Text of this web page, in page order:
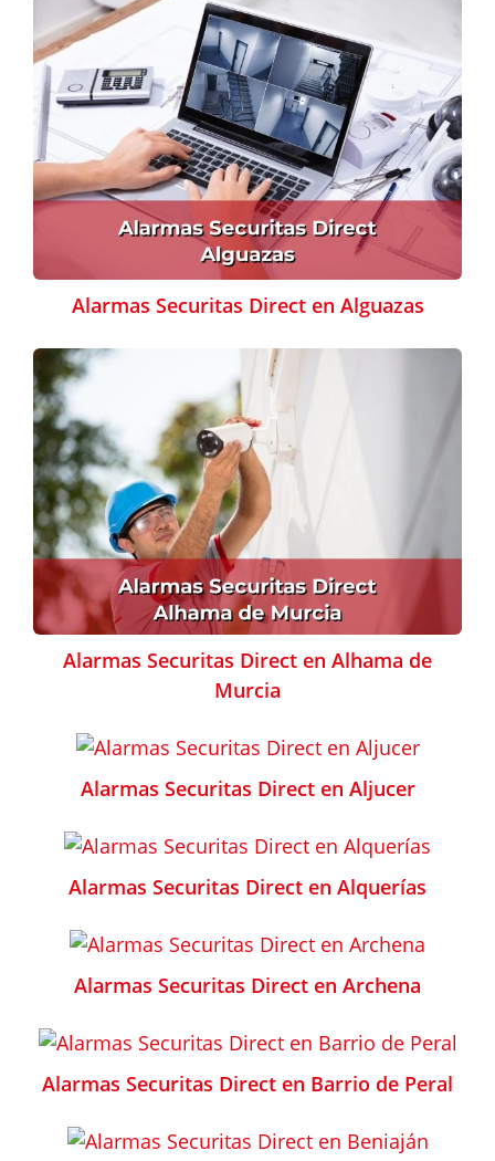
Alarmas Securitas Direct en Alguazas
Alarmas Securitas Direct en Alhama de
Murcia
Alarmas Securitas Direct en Aljucer
Alarmas Securitas Direct en Alquerías
Alarmas Securitas Direct en Archena
Alarmas Securitas Direct en Barrio de Peral